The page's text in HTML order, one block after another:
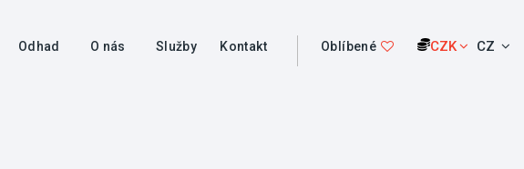
Odhad O nás Služby Kontakt Oblíbené CZK CZ